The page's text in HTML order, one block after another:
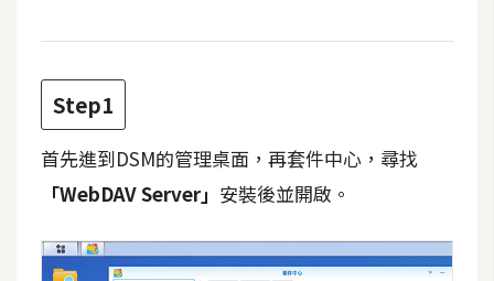
品
影
手
機
Step1
首先進到DSM的管理桌面，再套件中心，尋找
「WebDAV Server」 安裝後並開啟。